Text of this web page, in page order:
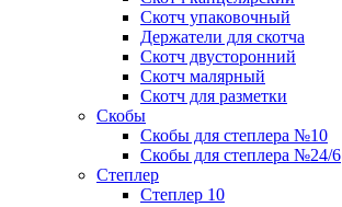
Скотч упаковочный
Держатели для скотча
Скотч двусторонний
Скотч малярный
Скотч для разметки
Скобы
Скобы для степлера №10
Скобы для степлера №24/6
Степлер
Степлер 10